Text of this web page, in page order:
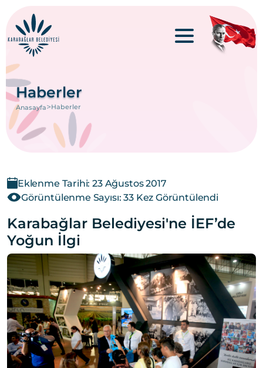
Haberler
Anasayfa>Haberler
Eklenme Tarihi: 23 Ağustos 2017
Görüntülenme Sayısı: 33 Kez Görüntülendi
Karabağlar Belediyesi'ne İEF’de
Yoğun İlgi